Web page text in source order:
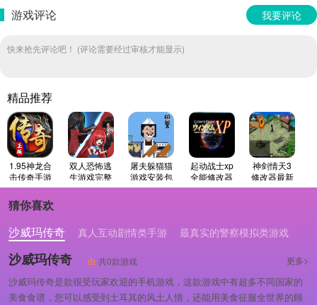
游戏评论 我要评论
快来抢先评论吧！ (评论需要经过审核才能显示)
精品推荐
1.95神龙合
击传奇手游
版
双人恐怖逃
生游戏完整
版
屠夫躲猫猫
游戏安装包
起动战士xp
全能修改器
最新免费版
神剑情天3
修改器最新
免费版
猜你喜欢
沙威玛传奇
真人互动剧情类手游 最真实的警察模拟类游戏
沙威玛传奇 共0款游戏 更多>
沙威玛传奇是款很受玩家欢迎的手机游戏，这款游戏中有超多不同国家的
美食食谱，您可以感受到土耳其的风土人情，还能用美食征服全世界的顾